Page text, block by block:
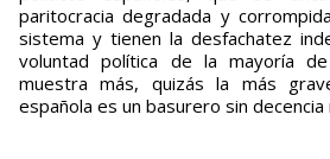
paritocracia degradada y
sistema y tienen la desfachatez
voluntad política de la mayoría
muestra más, quizás la más
española es un basurero sin decencia